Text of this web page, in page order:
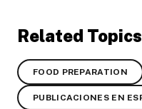
Related Topics
FOOD PREPARATION
PUBLICACIONES EN